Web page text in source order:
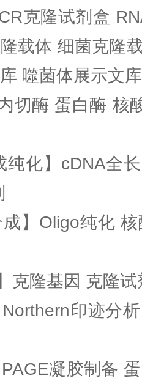
克隆试剂盒
载体 细菌克隆
噬菌体展示文库
切酶 蛋白酶 核
纯化】cDNA全
成】Oligo纯化
克隆基因 克隆
Northern印迹分
PAGE凝胶制备